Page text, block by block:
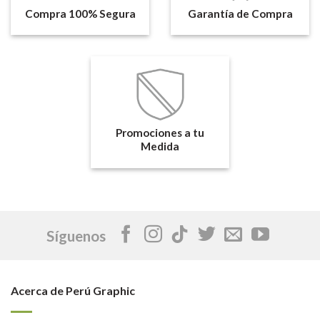
Compra 100% Segura Garantía de Compra
Promociones a tu
Medida
Síguenos
Acerca de Perú Graphic